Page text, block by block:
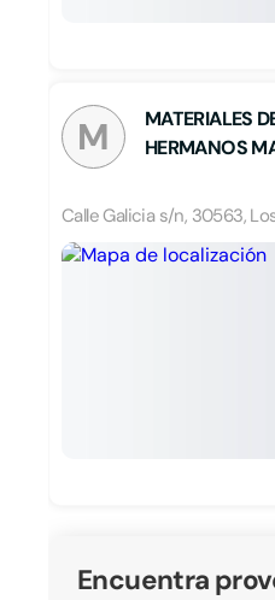
M
MATERIALES
HERMANOS
Calle Galicia s/n, 30563,
Encuentra